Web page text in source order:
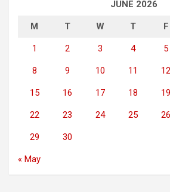
JUNE 2026
M T W T F
1 2 3 4 5
8 9 10 11 12
15 16 17 18 19
22 23 24 25 26
29 30
« May